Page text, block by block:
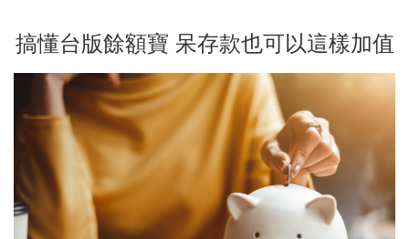
搞懂台版餘額寶 呆存款也可以這樣加值